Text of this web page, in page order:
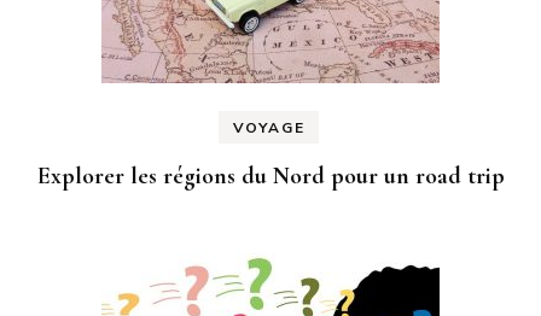
VOYAGE
Explorer les régions du Nord pour un road trip